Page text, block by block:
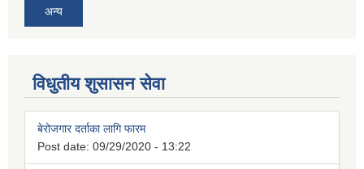
अन्य
विधुतीय शुसासन सेवा
बेरोजगार दर्ताका लागि फारम
Post date: 09/29/2020 - 13:22